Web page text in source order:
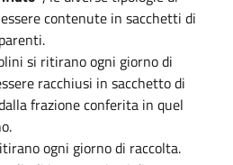
contenute in sacchetti di
si ritirano ogni giorno di
racchiusi in sacchetto di
frazione conferita in quel
ogni giorno di raccolta.